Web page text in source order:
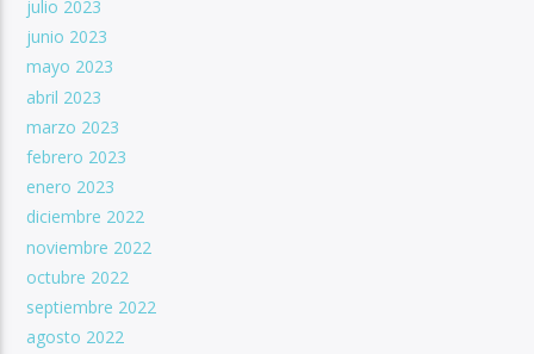
julio 2023
junio 2023
mayo 2023
abril 2023
marzo 2023
febrero 2023
enero 2023
diciembre 2022
noviembre 2022
octubre 2022
septiembre 2022
agosto 2022